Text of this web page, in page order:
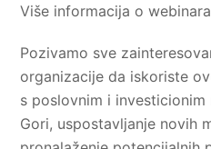
Više informacija o
Pozivamo sve
organizacije da iskoriste
s poslovnim i
Gori, uspostavljanje novih